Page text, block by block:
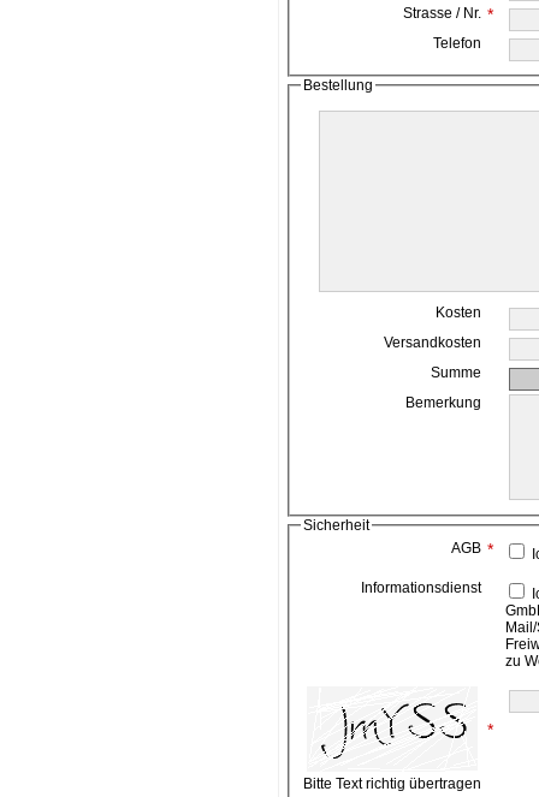
Strasse / Nr. *
Telefon
Bestellung
Kosten
Versandkosten
Summe
Bemerkung
Sicherheit
AGB *
Informationsdienst
zu
Bitte Text richtig übertragen
*